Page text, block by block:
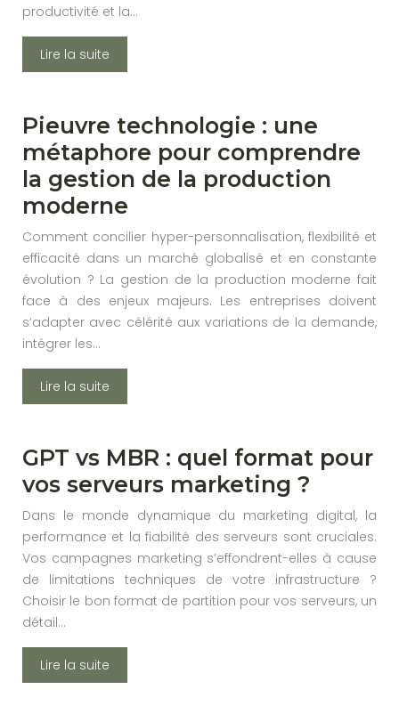
productivité et la…
Lire la suite
Pieuvre technologie : une
métaphore pour comprendre
la gestion de la production
moderne
Comment concilier hyper-personnalisation, flexibilité et
efficacité dans un marché globalisé et en constante
évolution ? La gestion de la production moderne fait
face à des enjeux majeurs. Les entreprises doivent
s’adapter avec célérité aux variations de la demande,
intégrer les…
Lire la suite
GPT vs MBR : quel format pour
vos serveurs marketing ?
Dans le monde dynamique du marketing digital, la
performance et la fiabilité des serveurs sont cruciales.
Vos campagnes marketing s’effondrent-elles à cause
de limitations techniques de votre infrastructure ?
Choisir le bon format de partition pour vos serveurs, un
détail…
Lire la suite